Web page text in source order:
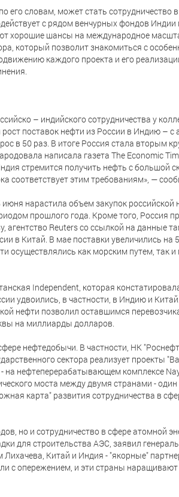
словам, может стать сотрудничество
с рядом венчурных фондов Индии
хорошие шансы на международное
который позволит знакомиться с
каждого проекта и его
– индийского сотрудничества у
поставок нефти из России в Индию – с
в 50 раз. В итоге Россия стала вторым
написала газета The Economic
стремится получить нефть с большой
соответствует этим требованиям», —
нарастила объем закупок российской
прошлого года. Кроме того, Россия
агентство Reuters со ссылкой на данные
в Китай. В мае поставки увеличились на
осуществлялись как морским путем, так
Independent, которая
удвоились, в частности, в Индию и
нефти позволил оставшимся
на миллиарды долларов.
нефтедобычи. В частности, НК
сектора реализует проекты
на нефтеперерабатывающем комплексе
моста между двумя странами -
карта" развития сотрудничества в
но и сотрудничество в сфере атомной
для строительства АЭС, заявил
Китай и Индия - "якорные"
с опережением, и эти страны наращивают